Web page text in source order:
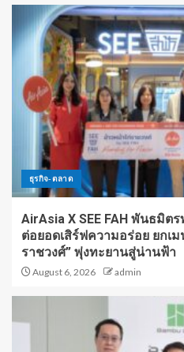
ธุรกิจ-ตลาด
AirAsia X SEE FAH พันธมิต
ต่อยอดเสิร์ฟความอร่อย ยกเ
ราชวงศ์” พุ่งทะยานสู่น่านฟ้า
August 6, 2026 admin